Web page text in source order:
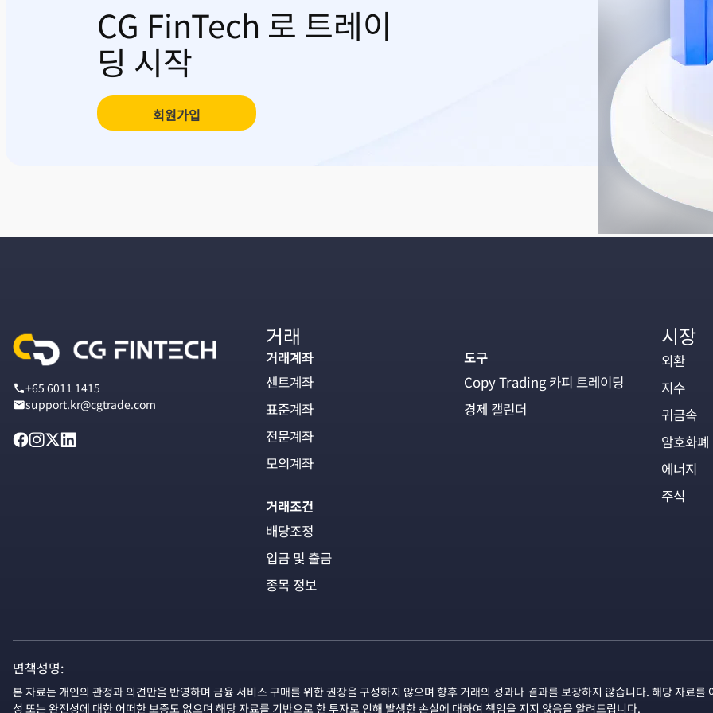
CG FinTech 로 트레이
딩 시작
회원가입
+65 6011 1415
support.kr@cgtrade.com
거래
거래계좌
센트계좌
표준계좌
전문계좌
모의계좌
거래조건
배당조정
입금 및 출금
종목 정보
도구
Copy Trading 카피 트레이딩
경제 캘린더
시장
외환
지수
귀금속
암호화폐
에너지
주식
면책성명:
본 자료는 개인의 관정과 의견만을 반영하며 금융 서비스 구매를 위한 권장을 구성하지 않으며 향후 거래의 성과나 결과를 보장하지 않습니다. 해당 자료
성 또는 완전성에 대한 어떠한 보증도 없으며 해당 자료를 기반으로 한 투자로 인해 발생한 손실에 대하여 책임을 지지 않음을 알려드립니다.